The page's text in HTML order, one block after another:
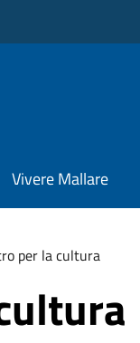
Vivere Mallare
per la cultura